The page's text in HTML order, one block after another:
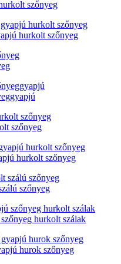
szőnyeg
hurkolt szőnyeg
szőnyeg
hurkolt szőnyeg
szőnyeg
hurkolt szálak
hurok szőnyeg